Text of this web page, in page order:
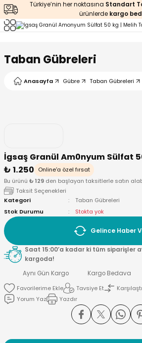
Türkiye’nin her noktasına Standart
ürünlerde kargo
Taban Gübreleri
Anasayfa Gübre Taban Gübreleri
İgsaş Granül Am0nyum Sülfat
₺ 1.250
Online'a özel fırsat
Bu ürünü ₺ 129 den başlayan taksitlerle satın
Taksit Seçenekleri
Kategori
Taban Gübreleri
Stok Durumu
Stokta yok
Gelince Haber
Saat 15:00’a kadar ki tüm siparişler
kargoda!
Aynı Gün Kargo
Kargo Bedava
Tavsiye Et
Yorum Yaz
Yazdır
Geri Dön
Geri Dön
Geri Dön
Geri Dön
Ürünleri
Geri Dön